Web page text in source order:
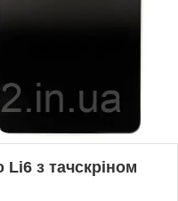
з тачскріном